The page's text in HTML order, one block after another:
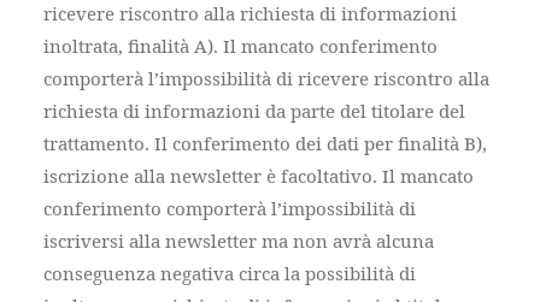
ricevere riscontro alla richiesta di informazioni
inoltrata, finalità A). Il mancato conferimento
comporterà l’impossibilità di ricevere riscontro alla
richiesta di informazioni da parte del titolare del
trattamento. Il conferimento dei dati per finalità B),
iscrizione alla newsletter è facoltativo. Il mancato
conferimento comporterà l’impossibilità di
iscriversi alla newsletter ma non avrà alcuna
conseguenza negativa circa la possibilità di